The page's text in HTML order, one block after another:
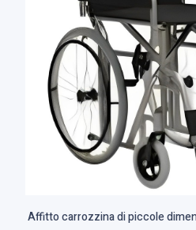
Affitto carrozzina di piccole